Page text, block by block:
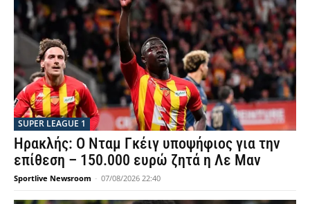
SUPER LEAGUE 1
Ηρακλής: Ο Νταμ Γκέιγ υποψήφιος για την
επίθεση – 150.000 ευρώ ζητά η Λε Μαν
Sportlive Newsroom - 07/08/2026 22:40